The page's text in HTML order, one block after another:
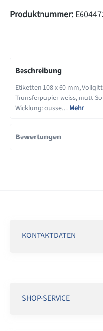
Produktnummer:
Beschreibung
Etiketten 108 x 60 mm,
Transferpapier weiss, matt
Wicklung: ausse… Mehr
Bewertungen
KONTAKTDATEN
SHOP-SERVICE